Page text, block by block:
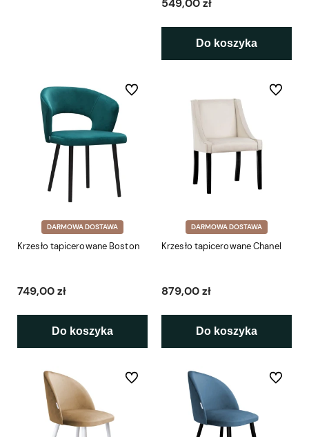
549,00 zł
Do koszyka
DARMOWA DOSTAWA
Krzesło tapicerowane Boston
749,00 zł
Do koszyka
Do ulubionych
DARMOWA DOSTAWA
Krzesło tapicerowane Chanel
879,00 zł
Do koszyka
Do
Do ulubionych Do